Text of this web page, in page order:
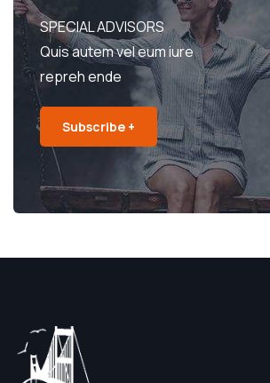
SPECIAL ADVISORS
Quis autem vel eum iure
repreh ende
Subscribe +